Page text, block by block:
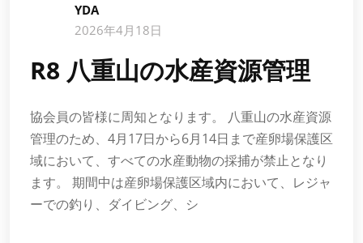
YDA
2026年4月18日
R8 八重山の水産資源管理
協会員の皆様に周知となります。 八重山の水産資源
管理のため、4月17日から6月14日まで産卵場保護区
域において、すべての水産動物の採捕が禁止となり
ます。 期間中は産卵場保護区域内において、レジャ
ーでの釣り、ダイビング、シ